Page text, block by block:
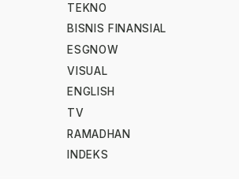
TEKNO
BISNIS FINANSIAL
ESGNOW
VISUAL
ENGLISH
TV
RAMADHAN
INDEKS